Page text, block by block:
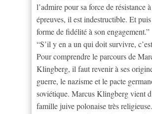
l’admire pour sa force de résistance
épreuves, il est indestructible. Et
forme de fidélité à son engagement.”
“S’il y en a un qui doit survivre,
Pour comprendre le parcours de
Klingberg, il faut revenir à ses
guerre, le nazisme et le pacte
soviétique. Marcus Klingberg vient
famille juive polonaise très